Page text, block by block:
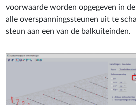
voorwaarde worden opgegeven in
alle overspanningssteunen uit te
steun aan een van de balkuiteinden.